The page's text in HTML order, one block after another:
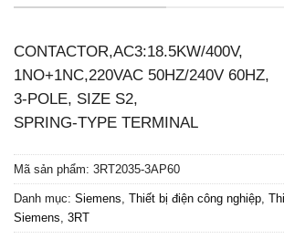
CONTACTOR,AC3:18.5KW/400V,
1NO+1NC,220VAC 50HZ/240V 60HZ,
3-POLE, SIZE S2,
SPRING-TYPE TERMINAL
Mã sản phẩm: 3RT2035-3AP60
Danh mục: Siemens, Thiết bị điện công nghiệp,
Siemens, 3RT